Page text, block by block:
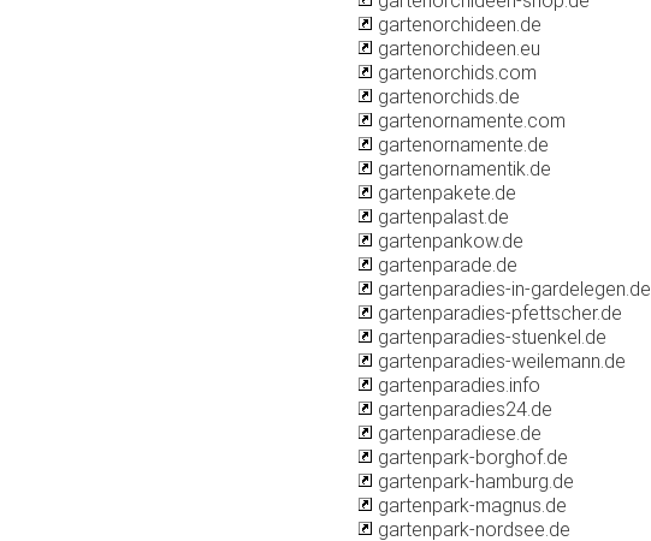
gartenorchideen.de
gartenorchideen.eu
gartenorchids.com
gartenorchids.de
gartenornamente.com
gartenornamente.de
gartenornamentik.de
gartenpakete.de
gartenpalast.de
gartenpankow.de
gartenparade.de
gartenparadies-in-gardelegen.de
gartenparadies-pfettscher.de
gartenparadies-stuenkel.de
gartenparadies-weilemann.de
gartenparadies.info
gartenparadies24.de
gartenparadiese.de
gartenpark-borghof.de
gartenpark-hamburg.de
gartenpark-magnus.de
gartenpark-nordsee.de